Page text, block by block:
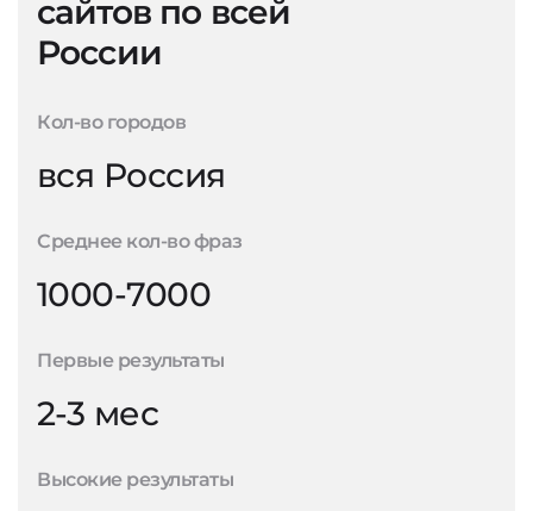
сайтов по всей
России
Кол-во городов
вся Россия
Среднее кол-во фраз
1000-7000
Первые результаты
2-3 мес
Высокие результаты